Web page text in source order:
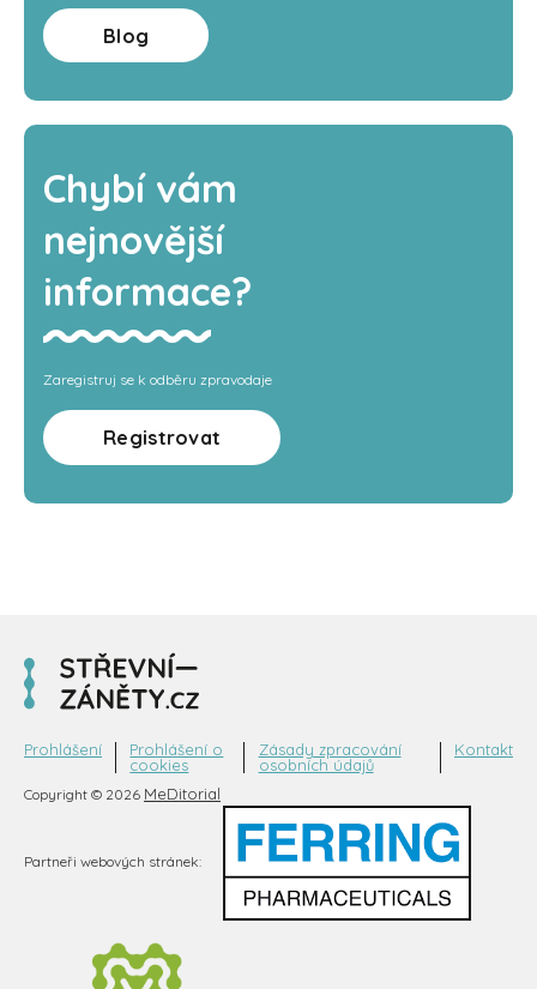
Blog
Chybí vám
nejnovější
informace?
Zaregistruj se k odběru zpravodaje
Registrovat
Copyright © 2026 MeDitorial
Prohlášení
Prohlášení o
cookies
Zásady zpracování
osobních údajů
Kontakt
Partneři webových stránek: